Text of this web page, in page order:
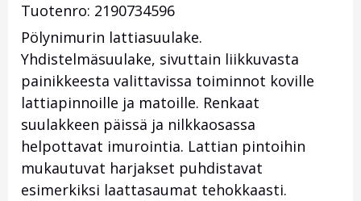
Tuotenro: 2190734596
Pölynimurin lattiasuulake.
Yhdistelmäsuulake, sivuttain liikkuvasta
painikkeesta valittavissa toiminnot koville
lattiapinnoille ja matoille. Renkaat
suulakkeen päissä ja nilkkaosassa
helpottavat imurointia. Lattian pintoihin
mukautuvat harjakset puhdistavat
esimerkiksi laattasaumat tehokkaasti.